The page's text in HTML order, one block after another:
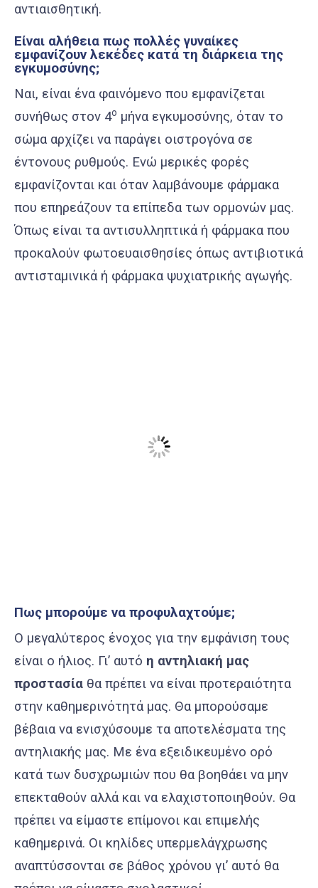
αντιαισθητική.
Είναι αλήθεια πως πολλές γυναίκες
εμφανίζουν λεκέδες κατά τη διάρκεια της
εγκυμοσύνης;
Ναι, είναι ένα φαινόμενο που εμφανίζεται
συνήθως στον 4ο μήνα εγκυμοσύνης, όταν το
σώμα αρχίζει να παράγει οιστρογόνα σε
έντονους ρυθμούς. Ενώ μερικές φορές
εμφανίζονται και όταν λαμβάνουμε φάρμακα
που επηρεάζουν τα επίπεδα των ορμονών μας.
Όπως είναι τα αντισυλληπτικά ή φάρμακα που
προκαλούν φωτοευαισθησίες όπως αντιβιοτικά
αντισταμινικά ή φάρμακα ψυχιατρικής αγωγής.
Πως μπορούμε να προφυλαχτούμε;
Ο μεγαλύτερος ένοχος για την εμφάνιση τους
είναι ο ήλιος. Γι’ αυτό η αντηλιακή μας
προστασία θα πρέπει να είναι προτεραιότητα
στην καθημερινότητά μας. Θα μπορούσαμε
βέβαια να ενισχύσουμε τα αποτελέσματα της
αντηλιακής μας. Με ένα εξειδικευμένο ορό
κατά των δυσχρωμιών που θα βοηθάει να μην
επεκταθούν αλλά και να ελαχιστοποιηθούν. Θα
πρέπει να είμαστε επίμονοι και επιμελής
καθημερινά. Οι κηλίδες υπερμελάγχρωσης
αναπτύσσονται σε βάθος χρόνου γι’ αυτό θα